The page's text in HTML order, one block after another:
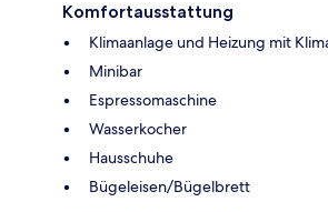
Komfortausstattung
Klimaanlage und Heizung mit
Minibar
Espressomaschine
Wasserkocher
Hausschuhe
Bügeleisen/Bügelbrett